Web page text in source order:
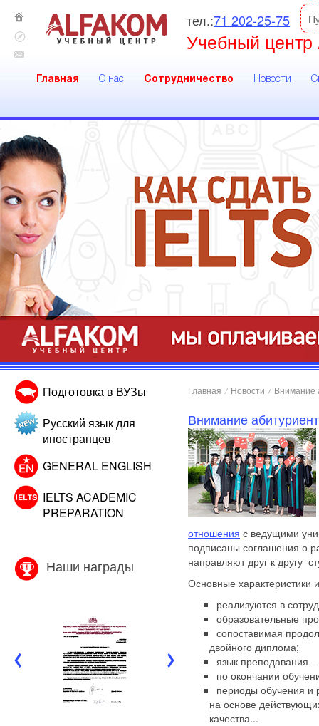
тел.:71 202-25-75
Учебный центр
Главная О нас Сотрудничество Новости
Подготовка в ВУЗы
Русский язык для
иностранцев
GENERAL ENGLISH
IELTS ACADEMIC
PREPARATION
Наши награды
Главная / Новости / Внимание
Внимание
отношения с ведущими
подписаны соглашения о
направляют друг к другу
Основные
реализуются в
образовательные
сопоставимая
двойного диплома;
язык преподавания
по окончании
периоды обучения и
на основе
качества...